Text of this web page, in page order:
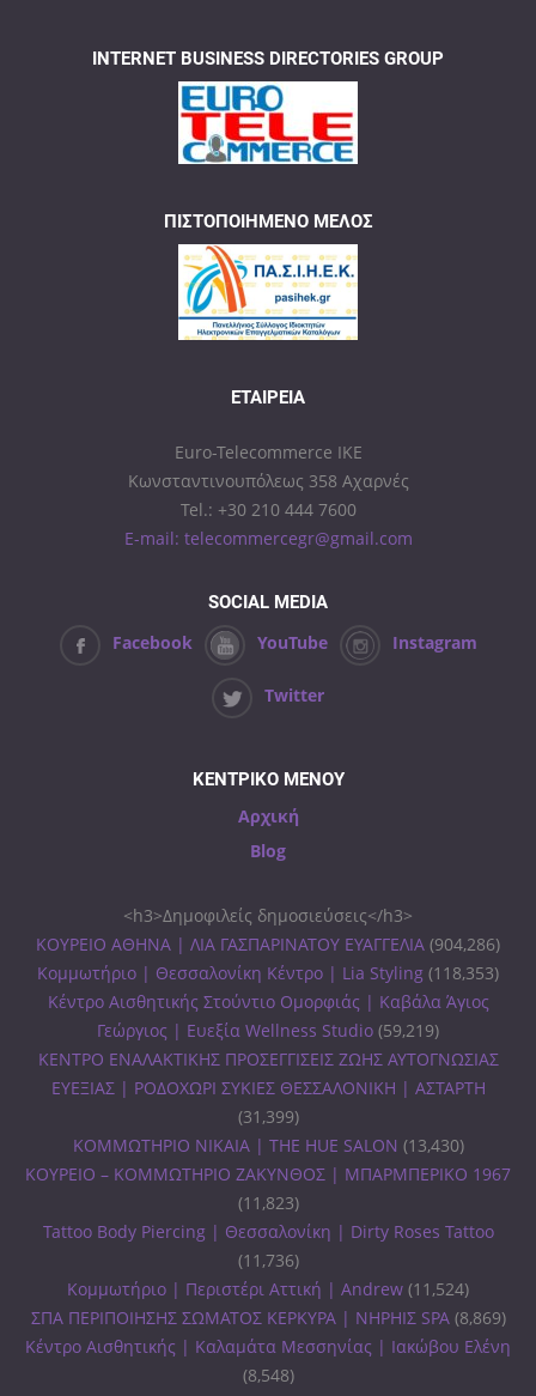
INTERNET BUSINESS DIRECTORIES GROUP
ΠΙΣΤΟΠΟΙΗΜΈΝΟ ΜΈΛΟΣ
ΕΤΑΙΡΕΊΑ
Euro-Telecommerce IKE
Κωνσταντινουπόλεως 358 Αχαρνές
Tel.: +30 210 444 7600
E-mail: telecommercegr@gmail.com
SOCIAL MEDIA
Facebook YouTube Instagram
Twitter
ΚΕΝΤΡΙΚΟ ΜΕΝΟΥ
Αρχική
Blog
<h3>Δημοφιλείς δημοσιεύσεις</h3>
ΚΟΥΡΕΙΟ ΑΘΗΝΑ | ΛΙΑ ΓΑΣΠΑΡΙΝΑΤΟΥ ΕΥΑΓΓΕΛΙΑ (904,286)
Κομμωτήριο | Θεσσαλονίκη Κέντρο | Lia Styling (118,353)
Κέντρο Αισθητικής Στούντιο Ομορφιάς | Καβάλα Άγιος
Γεώργιος | Ευεξία Wellness Studio (59,219)
ΚΕΝΤΡΟ ΕΝΑΛΑΚΤΙΚΗΣ ΠΡΟΣΕΓΓΙΣΕΙΣ ΖΩΗΣ ΑΥΤΟΓΝΩΣΙΑΣ
ΕΥΕΞΙΑΣ | ΡΟΔΟΧΩΡΙ ΣΥΚΙΕΣ ΘΕΣΣΑΛΟΝΙΚΗ | ΑΣΤΑΡΤΗ
(31,399)
ΚΟΜΜΩΤΗΡΙΟ ΝΙΚΑΙΑ | THE HUE SALON (13,430)
ΚΟΥΡΕΙΟ – ΚΟΜΜΩΤΗΡΙΟ ΖΑΚΥΝΘΟΣ | ΜΠΑΡΜΠΕΡΙΚΟ 1967
(11,823)
Tattoo Body Piercing | Θεσσαλονίκη | Dirty Roses Tattoo
(11,736)
Κομμωτήριο | Περιστέρι Αττική | Andrew (11,524)
ΣΠΑ ΠΕΡΙΠΟΙΗΣΗΣ ΣΩΜΑΤΟΣ ΚΕΡΚΥΡΑ | ΝΗΡΗΙΣ SPA (8,869)
Κέντρο Αισθητικής | Καλαμάτα Μεσσηνίας | Ιακώβου Ελένη
(8,548)